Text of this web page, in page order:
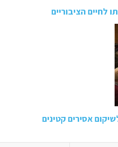
לחיים הציבוריים
אסירים קטינים